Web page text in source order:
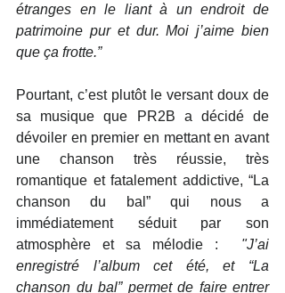
étranges en le liant à un endroit de
patrimoine pur et dur. Moi j’aime bien
que ça frotte.”
Pourtant, c’est plutôt le versant doux de
sa musique que PR2B a décidé de
dévoiler en premier en mettant en avant
une chanson très réussie, très
romantique et fatalement addictive, “La
chanson du bal” qui nous a
immédiatement séduit par son
atmosphère et sa mélodie : "J’ai
enregistré l’album cet été, et “La
chanson du bal” permet de faire entrer